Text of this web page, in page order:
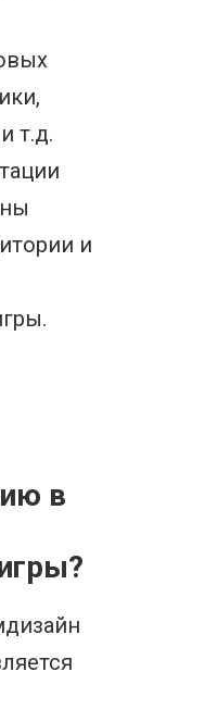
т.д.
и
в